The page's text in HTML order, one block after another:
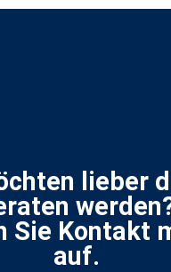
lieber
Sie Kontakt
auf.